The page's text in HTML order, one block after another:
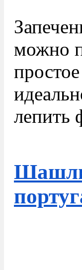
можно
лепить